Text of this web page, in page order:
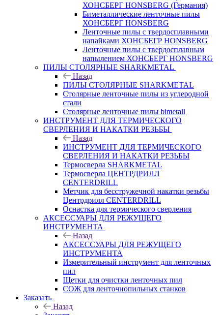
ХОНСБЕРГ HONSBERG (Германия)
Биметаллические ленточные пилы
ХОНСБЕРГ HONSBERG
Ленточные пилы с твердосплавными
напайками ХОНСБЕГР HONSBERG
Ленточные пилы с твердосплавным
напылением ХОНСБЕРГ HONSBERG
ПИЛЫ СТОЛЯРНЫЕ SHARKMETAL
Назад
ПИЛЫ СТОЛЯРНЫЕ SHARKMETAL
Столярные ленточные пилы из углеродной
стали
Столярные ленточные пилы bimetall
ИНСТРУМЕНТ ДЛЯ ТЕРМИЧЕСКОГО
СВЕРЛЕНИЯ И НАКАТКИ РЕЗЬБЫ
Назад
ИНСТРУМЕНТ ДЛЯ ТЕРМИЧЕСКОГО
СВЕРЛЕНИЯ И НАКАТКИ РЕЗЬБЫ
Термосверла SHARKMETAL
Термосверла ЦЕНТРДРИЛЛ
CENTERDRILL
Метчик для бесстружечной накатки резьбы
Центрдрилл CENTERDRILL
Оснастка для термического сверления
АКСЕССУАРЫ ДЛЯ РЕЖУЩЕГО
ИНСТРУМЕНТА
Назад
АКСЕССУАРЫ ДЛЯ РЕЖУЩЕГО
ИНСТРУМЕНТА
Измерительный инструмент для ленточных
пил
Щетки для очистки ленточных пил
СОЖ для ленточнопильных станков
Заказать
Назад